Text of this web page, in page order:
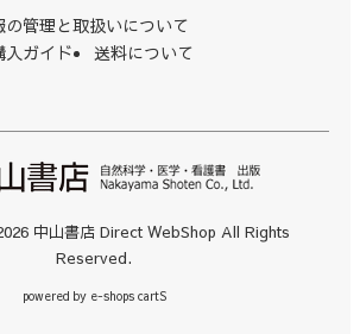
の管理と取扱いについて
入ガイド
送料について
中山書店 Direct WebShop All Rights
Reserved.
powered by e-shops cartS